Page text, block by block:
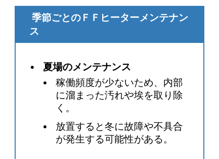
季節ごとのＦＦヒーターメンテナン
ス
夏場のメンテナンス
稼働頻度が少ないため、内部
に溜まった汚れや埃を取り除
く。
放置すると冬に故障や不具合
が発生する可能性がある。